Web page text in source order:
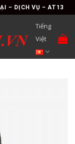
– DỊCH VỤ – AT13
Tiếng
Việt